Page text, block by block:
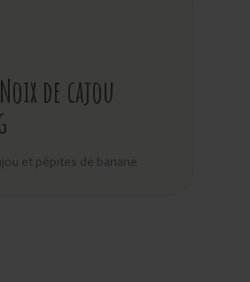
de cajou
et pépites de banane